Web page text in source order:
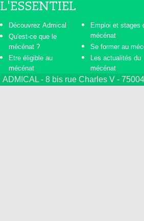
L'ESSENTIEL
Découvrez Admical
Qu'est-ce que le
mécénat ?
Etre éligible au
mécénat
Emploi et stages
mécénat
Se former au
Les actualités du
mécénat
ADMICAL - 8 bis rue Charles V -